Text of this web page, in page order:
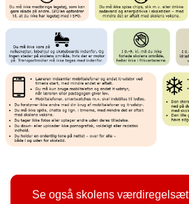
Se også skolens værdiregelsæt